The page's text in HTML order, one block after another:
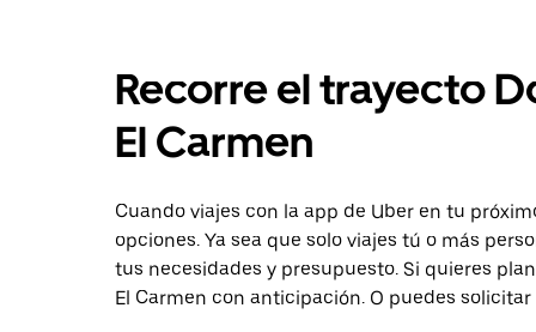
Recorre el trayecto
El Carmen
Cuando viajes con la app de Uber en tu
opciones. Ya sea que solo viajes tú o más
tus necesidades y presupuesto. Si quieres
El Carmen con anticipación. O puedes